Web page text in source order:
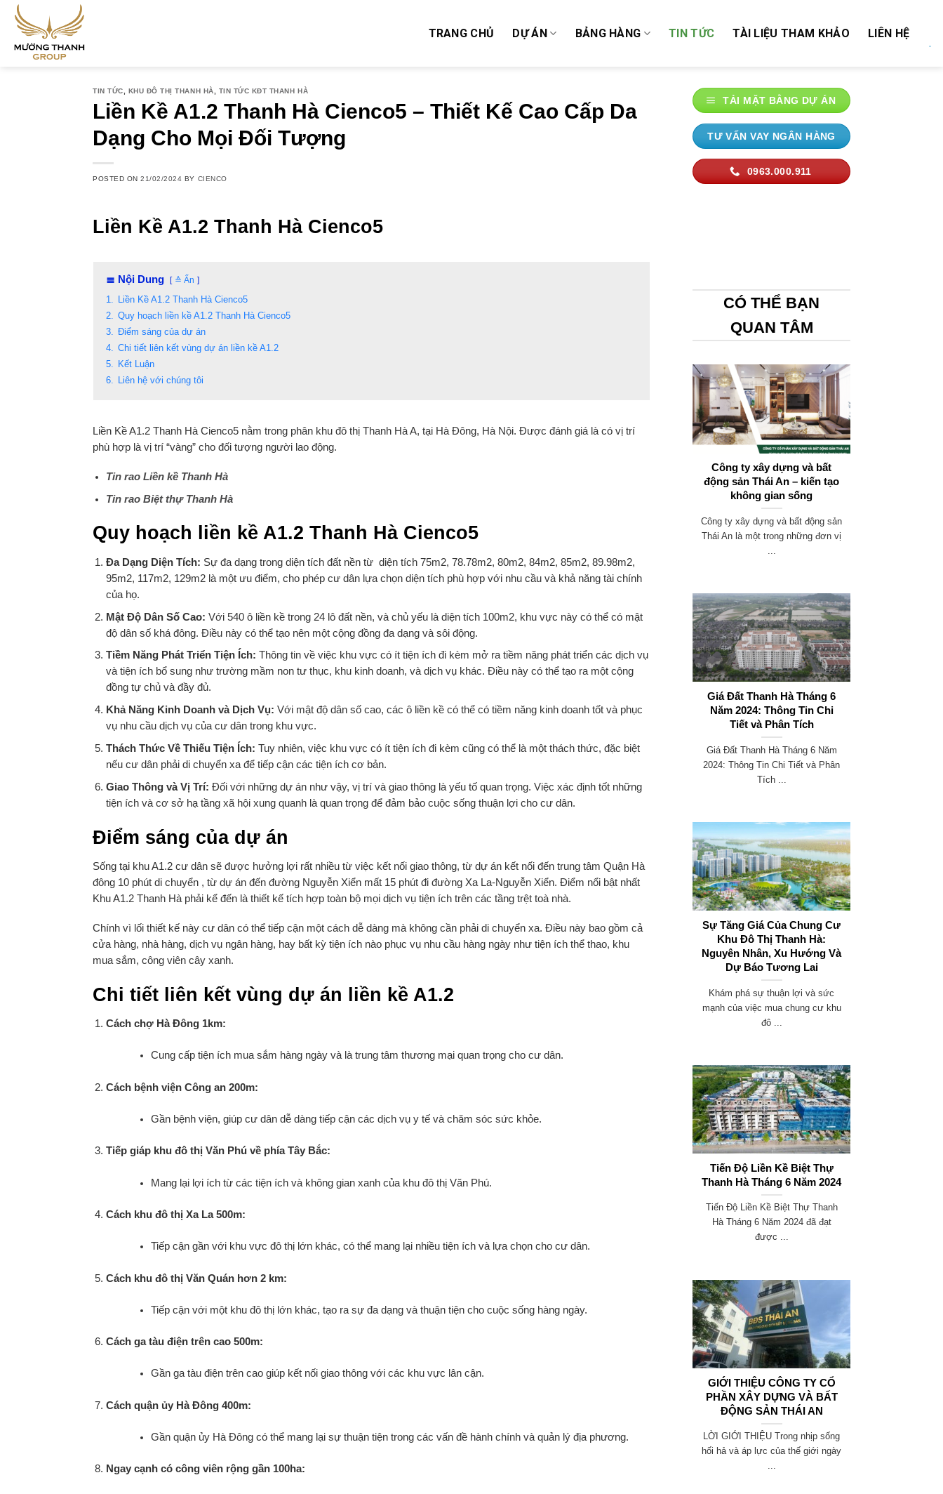
Skip
content
TRANG CHỦ DỰ ÁN BẢNG HÀNG TIN TỨC TÀI LIỆU THAM KHẢO LIÊN HỆ
TIN TỨC KHU ĐÔ THỊ THANH HÀ TIN TỨC KĐT THANH HÀ
Liền Kề A1.2 Thanh Hà Cienco5 – Thiết Kế Cao Cấp Da
Dạng Cho Mọi Đối Tượng
POSTED ON21/02/2024 BY CIENCO
Liền Kề A1.2 Thanh Hà Cienco5
≣ Nội Dung ≙ Ẩn
1.
Liền Kề A1.2 Thanh Hà Cienco5
2.
Quy hoạch liền kề A1.2 Thanh Hà Cienco5
3.
Điểm sáng của dự án
4.
Chi tiết liên kết vùng dự án liền kề A1.2
5.
Kết Luận
6.
Liên hệ với chúng tôi
Liền Kề A1.2 Thanh Hà Cienco5 nằm trong phân khu đô thị Thanh Hà A, tại Hà Đông, Hà Nội. Được đánh giá là có vị trí
phù hợp là vị trí “vàng” cho đối tượng người lao động.
Tin rao Liền kề Thanh Hà
Tin rao Biệtthự ThanhHà
Quy hoạch liền kề A1.2 Thanh Hà Cienco5
Đa Dạng Diện Tích: Sự đa dạng trong diện tích đất nền từ diện tích 75m2, 78.78m2, 80m2, 84m2, 85m2, 89.98m2,
95m2, 117m2, 129m2 là một ưu điểm, cho phép cư dân lựa chọn diện tích phù hợp với nhu cầu và khả năng tài chính
của họ.
Mật Độ Dân Số Cao: Với 540 ô liền kề trong 24 lô đất nền, và chủ yếu là diện tích 100m2, khu vực này có thể có mật
độ dân số khá đông. Điều này có thể tạo nên một cộng đồng đa dạng và sôi động.
Tiềm Năng Phát Triển Tiện Ích: Thông tin về việc khu vực có ít tiện ích đi kèm mở ra tiềm năng phát triển các dịch vụ
và tiện ích bổ sung như trường mầm non tư thục, khu kinh doanh, và dịch vụ khác. Điều này có thể tạo ra một cộng
đồng tự chủ và đầy đủ.
Khả Năng Kinh Doanh và Dịch Vụ: Với mật độ dân số cao, các ô liền kề có thể có tiềm năng kinh doanh tốt và phục
vụ nhu cầu dịch vụ của cư dân trong khu vực.
Thách Thức Về Thiếu Tiện Ích: Tuy nhiên, việc khu vực có ít tiện ích đi kèm cũng có thể là một thách thức, đặc biệt
nếu cư dân phải di chuyển xa để tiếp cận các tiện ích cơ bản.
Giao Thông và Vị Trí: Đối với những dự án như vậy, vị trí và giao thông là yếu tố quan trọng. Việc xác định tốt những
tiện ích và cơ sở hạ tầng xã hội xung quanh là quan trọng để đảm bảo cuộc sống thuận lợi cho cư dân.
Điểm sáng của dự án
Sống tại khu A1.2 cư dân sẽ được hưởng lợi rất nhiều từ việc kết nối giao thông, từ dự án kết nối đến trung tâm Quận Hà
đông 10 phút di chuyển , từ dự án đến đường Nguyễn Xiển mất 15 phút đi đường Xa La-Nguyễn Xiển. Điểm nổi bật nhất
Khu A1.2 Thanh Hà phải kể đến là thiết kế tích hợp toàn bộ mọi dịch vụ tiện ích trên các tầng trệt toà nhà.
Chính vì lối thiết kế này cư dân có thể tiếp cận một cách dễ dàng mà không cần phải di chuyển xa. Điều này bao gồm cả
cửa hàng, nhà hàng, dịch vụ ngân hàng, hay bất kỳ tiện ích nào phục vụ nhu cầu hàng ngày như tiện ích thể thao, khu
mua sắm, công viên cây xanh.
Chi tiết liên kết vùng dự án liền kề A1.2
Cách chợ Hà Đông 1km:
Cung cấp tiện ích mua sắm hàng ngày và là trung tâm thương mại quan trọng cho cư dân.
Cách bệnh viện Công an 200m:
Gần bệnh viện, giúp cư dân dễ dàng tiếp cận các dịch vụ y tế và chăm sóc sức khỏe.
Tiếp giáp khu đô thị Văn Phú về phía Tây Bắc:
Mang lại lợi ích từ các tiện ích và không gian xanh của khu đô thị Văn Phú.
Cách khu đô thị Xa La 500m:
Tiếp cận gần với khu vực đô thị lớn khác, có thể mang lại nhiều tiện ích và lựa chọn cho cư dân.
Cách khu đô thị Văn Quán hơn 2 km:
Tiếp cận với một khu đô thị lớn khác, tạo ra sự đa dạng và thuận tiện cho cuộc sống hàng ngày.
Cách ga tàu điện trên cao 500m:
Gần ga tàu điện trên cao giúp kết nối giao thông với các khu vực lân cận.
Cách quận ủy Hà Đông 400m:
Gần quận ủy Hà Đông có thể mang lại sự thuận tiện trong các vấn đề hành chính và quản lý địa phương.
Ngay cạnh có công viên rộng gần 100ha:
TẢI MẶT BẰNG DỰ ÁN
TƯ VẤN VAY NGÂN HÀNG
0963.000.911
CÓ THỂ BẠN
QUAN TÂM
Công ty xây dựng và bất
động sản Thái An – kiến tạo
không gian sống
Công ty xây dựng và bất động sản
Thái An là một trong những đơn vị
Giá Đất Thanh Hà Tháng 6
Năm 2024: Thông Tin Chi
Tiết và Phân Tích
Giá Đất Thanh Hà Tháng 6 Năm
2024: Thông Tin Chi Tiết và Phân
Tích ...
Sự Tăng Giá Của Chung Cư
Khu Đô Thị Thanh Hà:
Nguyên Nhân, Xu Hướng Và
Dự Báo Tương Lai
Khám phá sự thuận lợi và sức
mạnh của việc mua chung cư khu
đô ...
Tiến Độ Liền Kề Biệt Thự
Thanh Hà Tháng 6 Năm 2024
Tiến Độ Liền Kề Biệt Thự Thanh
Hà Tháng 6 Năm 2024 đã đạt
được ...
GIỚI THIỆU CÔNG TY CỔ
PHẦN XÂY DỰNG VÀ BẤT
ĐỘNG SẢN THÁI AN
LỜI GIỚI THIỆU Trong nhịp sống
hối hả và áp lực của thế giới ngày
...